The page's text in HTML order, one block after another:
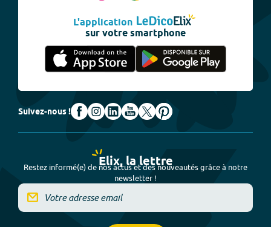
L'application
sur votre smartphone
Suivez-nous !
Elix, la lettre
Restez informé(e) de nos actus et des nouveautés grâce à notre
newsletter !